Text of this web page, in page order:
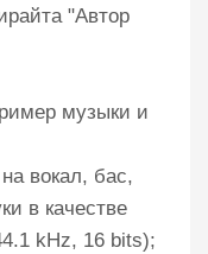
"Автор
музыки и
вокал, бас,
в качестве
kHz, 16 bits);